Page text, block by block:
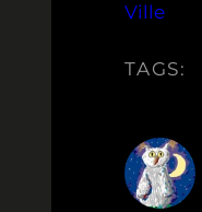
Ville
TAGS: